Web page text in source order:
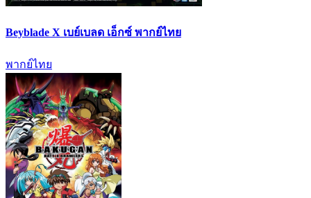
Beyblade X เบย์เบลด เอ็กซ์ พากย์ไทย
พากย์ไทย